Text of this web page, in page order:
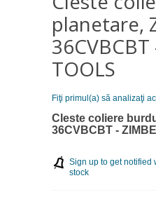
planetare,
36CVBCBT
TOOLS
Fiţi primul(a) să analizaţi
Cleste coliere
36CVBCBT -
Sign up to get notified
stock